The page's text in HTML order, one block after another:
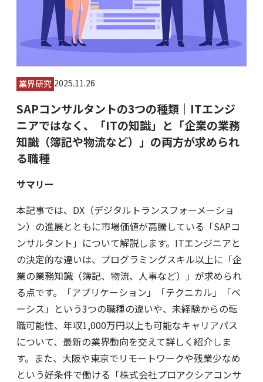
業界研究 2025.11.26
SAPコンサルタントの3つの種類｜ITエンジ
ニアではなく、「ITの知識」と「企業の業務
知識（簿記や物流など）」の両方が求められ
る職種
サマリー
本記事では、DX（デジタルトランスフォーメーショ
ン）の進展とともに市場価値が高騰している「SAPコ
ンサルタント」について解説します。ITエンジニアと
の決定的な違いは、プログラミングスキル以上に「企
業の業務知識（簿記、物流、人事など）」が求められ
る点です。「アプリケーション」「テクニカル」「ベ
ーシス」という3つの職種の違いや、未経験からの転
職可能性、年収1,000万円以上も可能なキャリアパス
について、最新の業界動向を交えて詳しく紹介しま
す。また、大阪や東京でリモートワークや残業少なめ
という好条件で働ける「株式会社プロアクシアコンサ